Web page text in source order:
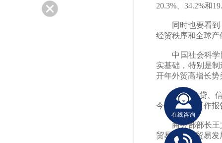
20.3%、34.2%和
同时也要看到，
经贸秩序和全球
中国社会科学院
实基础，特别是
开年外贸高增长
“加大信贷、信
今年的政府工作报
商务部部长王文
贸易、绿色贸易
在线咨询